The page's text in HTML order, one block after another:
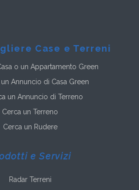
Case e Terreni
o un Appartamento Green
Annuncio di Casa Green
un Annuncio di Terreno
Cerca un Terreno
Cerca un Rudere
e Servizi
Radar Terreni